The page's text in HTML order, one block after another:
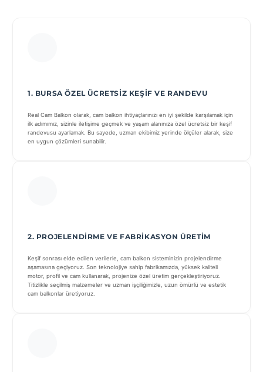
1. BURSA ÖZEL ÜCRETSIZ KEŞIF VE RANDEVU
Real Cam Balkon olarak, cam balkon ihtiyaçlarınızı en iyi şekilde karşılamak için
ilk adımımız, sizinle iletişime geçmek ve yaşam alanınıza özel ücretsiz bir keşif
randevusu ayarlamak. Bu sayede, uzman ekibimiz yerinde ölçüler alarak, size
en uygun çözümleri sunabilir.
2. PROJELENDIRME VE FABRIKASYON ÜRETIM
Keşif sonrası elde edilen verilerle, cam balkon sisteminizin projelendirme
aşamasına geçiyoruz. Son teknolojiye sahip fabrikamızda, yüksek kaliteli
motor, profil ve cam kullanarak, projenize özel üretim gerçekleştiriyoruz.
Titizlikle seçilmiş malzemeler ve uzman işçiliğimizle, uzun ömürlü ve estetik
cam balkonlar üretiyoruz.